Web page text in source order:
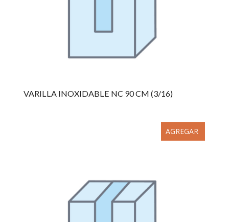
VARILLA INOXIDABLE NC 90 CM (3/16)
AGREGAR